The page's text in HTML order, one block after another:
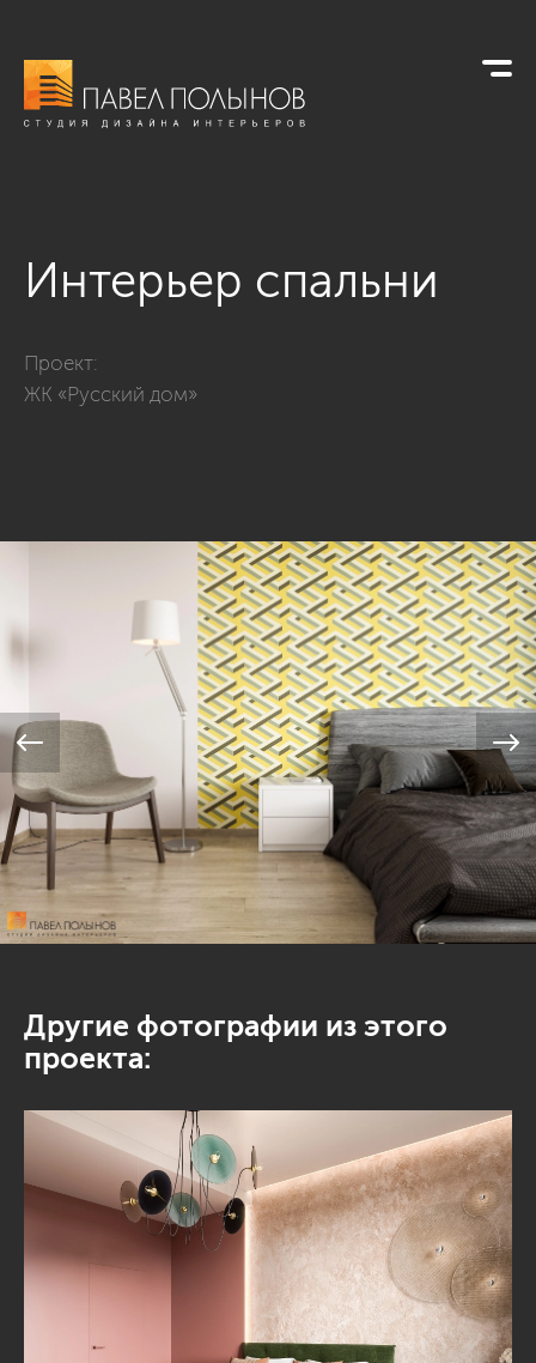
Интерьер спальни
Проект:
ЖК «Русский дом»
Другие фотографии из этого
проекта: